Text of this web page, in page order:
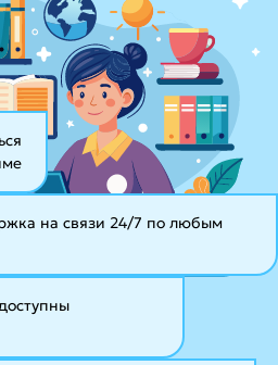
на связи 24/7 по любым